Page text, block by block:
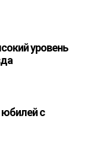
уровень
с